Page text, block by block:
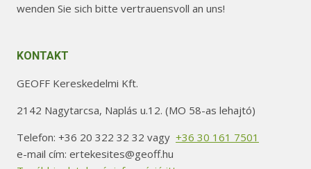
wenden Sie sich bitte vertrauensvoll an uns!
KONTAKT
GEOFF Kereskedelmi Kft.
2142 Nagytarcsa, Naplás u.12. (MO 58-as lehajtó)
Telefon: +36 20 322 32 32 vagy +36 30 161 7501
e-mail cím: ertekesites@geoff.hu